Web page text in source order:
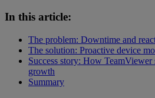
In this article:
The problem: Downtime and
The solution: Proactive device
Success story: How
growth
Summary